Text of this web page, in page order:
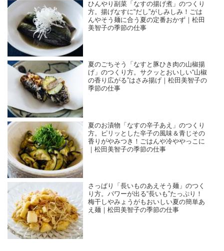
ひんやり副菜「なすの揚げ煮」のつくり
方。揚げなすに“だし”がしみしみ！ごは
んやそう麺に合う夏の定番おかず｜松田
美智子の季節の仕事
夏のごちそう「なすと豚ひき肉の山椒揚
げ」のつくり方。サクッとおいしい“山椒
の香り広がる”はさみ揚げ｜松田美智子の
季節の仕事
夏のお漬物「なすの辛子あえ」のつくり
方。ピリッとした辛子の風味＆青じその
香りがやみつき！ごはんや冷ややっこに
｜松田美智子の季節の仕事
さっぱり「長いものあえそう麺」のつく
り方。パワーが出る“長いも”たっぷり！
梅干しやみょうがもおいしい夏の簡単あ
え麺｜松田美智子の季節の仕事